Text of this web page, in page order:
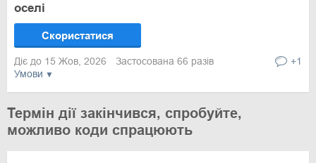
Умови
оселі
Скористатися
Діє до 15 Жов, 2026 Застосована 66 разів +1
Термін дії закінчився, спробуйте,
можливо коди спрацюють